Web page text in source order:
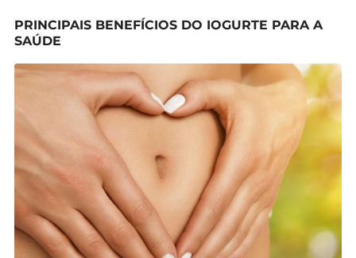
PRINCIPAIS BENEFÍCIOS DO IOGURTE PARA A
SAÚDE